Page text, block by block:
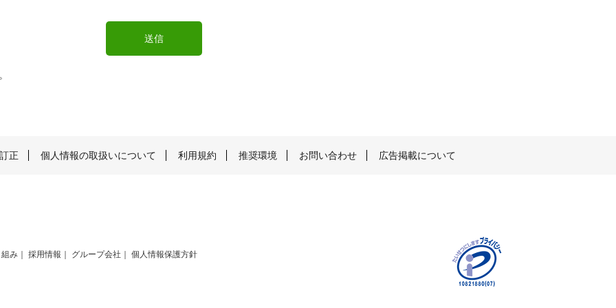
正 個人情報の取扱いについて 利用規約 推奨環境 お問い合わせ 広告掲載について
み 採用情報 グループ会社 個人情報保護方針